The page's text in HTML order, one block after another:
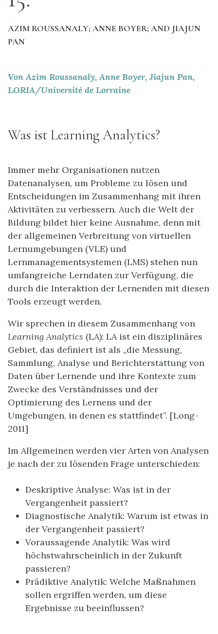
AZIM ROUSSANALY; ANNE BOYER; AND JIAJUN
PAN
Von Azim Roussanaly, Anne Boyer, Jiajun Pan,
LORIA/Université de Lorraine
Was ist Learning Analytics?
Immer mehr Organisationen nutzen
Datenanalysen, um Probleme zu lösen und
Entscheidungen im Zusammenhang mit ihren
Aktivitäten zu verbessern. Auch die Welt der
Bildung bildet hier keine Ausnahme, denn mit
der allgemeinen Verbreitung von virtuellen
Lernumgebungen (VLE) und
Lernmanagementsystemen (LMS) stehen nun
umfangreiche Lerndaten zur Verfügung, die
durch die Interaktion der Lernenden mit diesen
Tools erzeugt werden.
Wir sprechen in diesem Zusammenhang von
Learning Analytics (LA): LA ist ein disziplinäres
Gebiet, das definiert ist als „die Messung,
Sammlung, Analyse und Berichterstattung von
Daten über Lernende und ihre Kontexte zum
Zwecke des Verständnisses und der
Optimierung des Lernens und der
Umgebungen, in denen es stattfindet”. [Long-
2011]
Im Allgemeinen werden vier Arten von Analysen
je nach der zu lösenden Frage unterschieden:
Deskriptive Analyse: Was ist in der
Vergangenheit passiert?
Diagnostische Analytik: Warum ist etwas in
der Vergangenheit passiert?
Voraussagende Analytik: Was wird
höchstwahrscheinlich in der Zukunft
passieren?
Prädiktive Analytik: Welche Maßnahmen
sollen ergriffen werden, um diese
Ergebnisse zu beeinflussen?